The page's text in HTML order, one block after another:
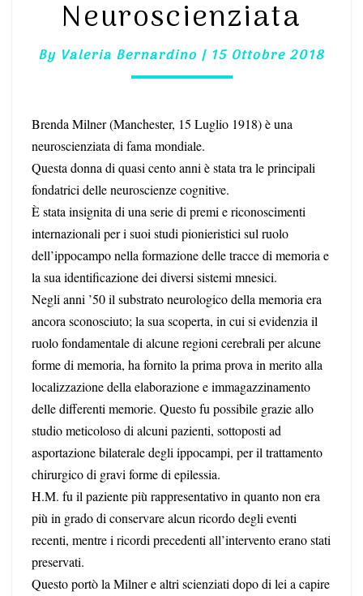
Neuroscienziata
By Valeria Bernardino | 15 Ottobre 2018
Brenda Milner (Manchester, 15 Luglio 1918) è una
neuroscienziata di fama mondiale.
Questa donna di quasi cento anni è stata tra le principali
fondatrici delle neuroscienze cognitive.
È stata insignita di una serie di premi e riconoscimenti
internazionali per i suoi studi pionieristici sul ruolo
dell’ippocampo nella formazione delle tracce di memoria e
la sua identificazione dei diversi sistemi mnesici.
Negli anni ’50 il substrato neurologico della memoria era
ancora sconosciuto; la sua scoperta, in cui si evidenzia il
ruolo fondamentale di alcune regioni cerebrali per alcune
forme di memoria, ha fornito la prima prova in merito alla
localizzazione della elaborazione e immagazzinamento
delle differenti memorie. Questo fu possibile grazie allo
studio meticoloso di alcuni pazienti, sottoposti ad
asportazione bilaterale degli ippocampi, per il trattamento
chirurgico di gravi forme di epilessia.
H.M. fu il paziente più rappresentativo in quanto non era
più in grado di conservare alcun ricordo degli eventi
recenti, mentre i ricordi precedenti all’intervento erano stati
preservati.
Questo portò la Milner e altri scienziati dopo di lei a capire